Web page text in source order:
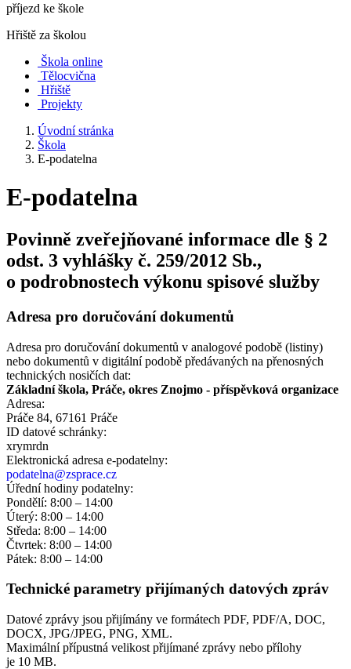
příjezd ke škole
Hřiště za školou
Škola online
Tělocvična
Hřiště
Projekty
Úvodní stránka
Škola
E-podatelna
E-podatelna
Povinně zveřejňované informace dle § 2
odst. 3 vyhlášky č. 259/2012 Sb.,
o podrobnostech výkonu spisové služby
Adresa pro doručování dokumentů
Adresa pro doručování dokumentů v analogové podobě (listiny)
nebo dokumentů v digitální podobě předávaných na přenosných
technických nosičích dat:
Základní škola, Práče, okres Znojmo - příspěvková organizace
Adresa:
Práče 84, 67161 Práče
ID datové schránky:
xrymrdn
Elektronická adresa e‑podatelny:
podatelna@zsprace.cz
Úřední hodiny podatelny:
Pondělí: 8:00 – 14:00
Úterý: 8:00 – 14:00
Středa: 8:00 – 14:00
Čtvrtek: 8:00 – 14:00
Pátek: 8:00 – 14:00
Technické parametry přijímaných datových zpráv
Datové zprávy jsou přijímány ve formátech PDF, PDF/A, DOC,
DOCX, JPG/JPEG, PNG, XML.
Maximální přípustná velikost přijímané zprávy nebo přílohy
je 10 MB.